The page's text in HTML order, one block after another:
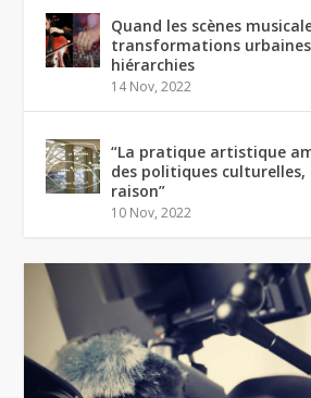
Quand les scènes
transformations
hiérarchies
14 Nov, 2022
“La pratique artistique
des politiques culturelles,
raison”
10 Nov, 2022